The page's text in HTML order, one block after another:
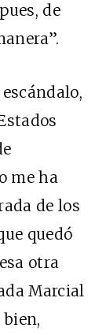
de
me ha
de los
quedó
otra
Marcial